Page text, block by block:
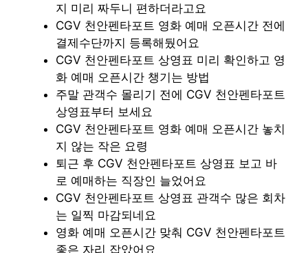
지 미리 짜두니 편하더라고요
CGV 천안펜타포트 영화 예매 오픈시간 전에
결제수단까지 등록해뒀어요
CGV 천안펜타포트 상영표 미리 확인하고 영
화 예매 오픈시간 챙기는 방법
주말 관객수 몰리기 전에 CGV 천안펜타포트
상영표부터 보세요
CGV 천안펜타포트 영화 예매 오픈시간 놓치
지 않는 작은 요령
퇴근 후 CGV 천안펜타포트 상영표 보고 바
로 예매하는 직장인 늘었어요
CGV 천안펜타포트 상영표 관객수 많은 회차
는 일찍 마감되네요
영화 예매 오픈시간 맞춰 CGV 천안펜타포트
좋은 자리 잡았어요